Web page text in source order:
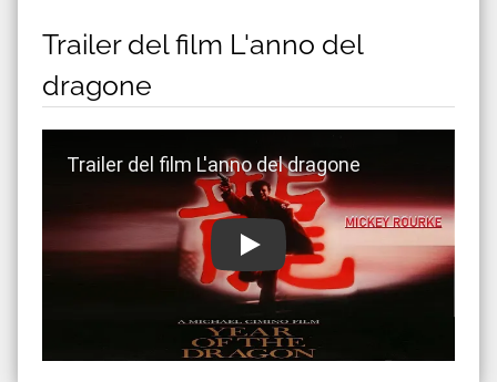
Trailer del film L'anno del
dragone